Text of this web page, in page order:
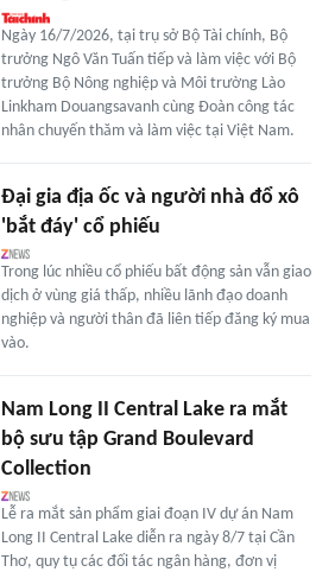
Ngày 16/7/2026, tại trụ sở Bộ Tài chính, Bộ
trưởng Ngô Văn Tuấn tiếp và làm việc với Bộ
trưởng Bộ Nông nghiệp và Môi trường Lào
Linkham Douangsavanh cùng Đoàn công tác
nhân chuyến thăm và làm việc tại Việt Nam.
Đại gia địa ốc và người nhà đổ xô
'bắt đáy' cổ phiếu
Trong lúc nhiều cổ phiếu bất động sản vẫn giao
dịch ở vùng giá thấp, nhiều lãnh đạo doanh
nghiệp và người thân đã liên tiếp đăng ký mua
vào.
Nam Long II Central Lake ra mắt
bộ sưu tập Grand Boulevard
Collection
Lễ ra mắt sản phẩm giai đoạn IV dự án Nam
Long II Central Lake diễn ra ngày 8/7 tại Cần
Thơ, quy tụ các đối tác ngân hàng, đơn vị